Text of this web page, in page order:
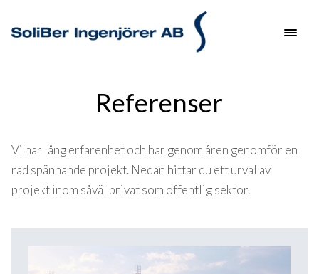
Referenser
Vi har lång erfarenhet och har genom åren genomför en
rad spännande projekt. Nedan hittar du ett urval av
projekt inom såväl privat som offentlig sektor.